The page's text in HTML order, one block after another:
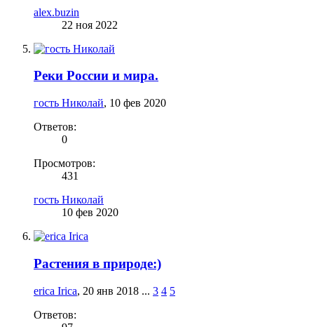
alex.buzin
22 ноя 2022
Реки России и мира.
гость Николай, 10 фев 2020
Ответов:
0
Просмотров:
431
гость Николай
10 фев 2020
Растения в природе:)
erica Irica, 20 янв 2018 ... 3 4 5
Ответов: